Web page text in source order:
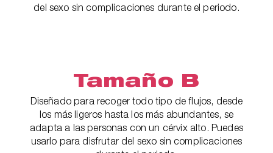
del sexo sin complicaciones durante el periodo.
Tamaño B
Diseñado para recoger todo tipo de flujos, desde
los más ligeros hasta los más abundantes, se
adapta a las personas con un cérvix alto. Puedes
usarlo para disfrutar del sexo sin complicaciones